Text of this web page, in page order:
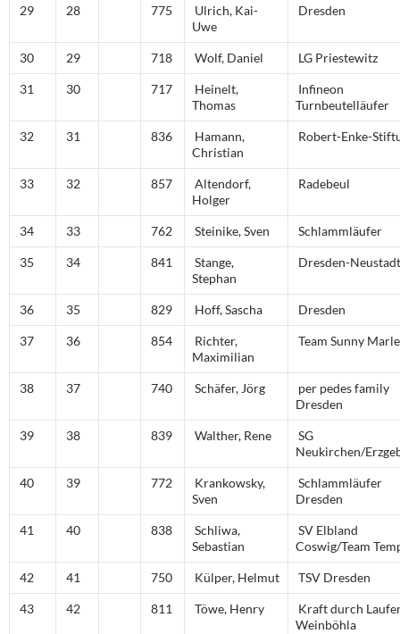
29 28 775
Ulrich, Kai-
Uwe
Dresden
30 29 718 Wolf, Daniel LG Priestewitz
31 30 717
Heinelt,
Thomas
Infineon
Turnbeutelläufer
32 31 836
Hamann,
Christian
Robert-Enke-
33 32 857
Altendorf,
Holger
Radebeul
34 33 762 Steinike, Sven Schlammläufer
35 34 841
Stange,
Stephan
Dresden-Neustadt
36 35 829 Hoff, Sascha Dresden
37 36 854
Richter,
Maximilian
Team Sunny
38 37 740 Schäfer, Jörg
per pedes family
Dresden
39 38 839 Walther, Rene
SG
Neukirchen/
40 39 772
Krankowsky,
Sven
Schlammläufer
Dresden
41 40 838
Schliwa,
Sebastian
SV Elbland
Coswig/Team
42 41 750 Külper, Helmut TSV Dresden
43 42 811 Töwe, Henry
Kraft durch
Weinböhla